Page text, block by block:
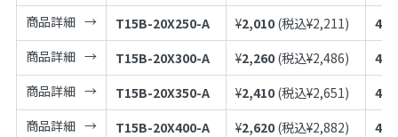
商品詳細
T15B-20X250-A ¥2,010 (税込¥2,211)
商品詳細
T15B-20X300-A ¥2,260 (税込¥2,486)
商品詳細
T15B-20X350-A ¥2,410 (税込¥2,651)
商品詳細
T15B-20X400-A ¥2,620 (税込¥2,882)